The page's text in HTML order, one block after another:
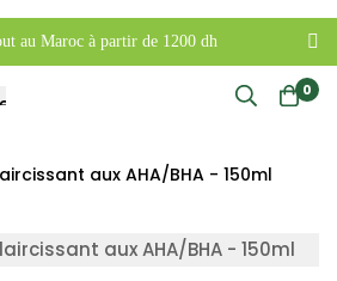
au Maroc à partir de 1200 dh
0
aux AHA/BHA - 150ml